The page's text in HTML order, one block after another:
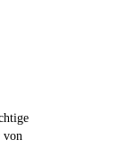
von